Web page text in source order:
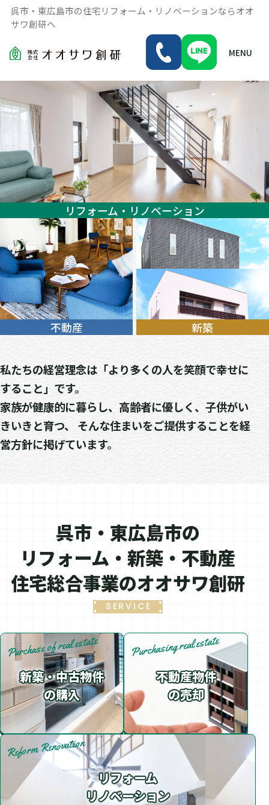
呉市・東広島市の住宅リフォーム・リノベーションならオオ
サワ創研へ
MENU
不動産
リフォーム・リノベーション
新築
私たちの経営理念は「より多くの人を笑顔で幸せに
すること」です。
家族が健康的に暮らし、高齢者に優しく、子供がい
きいきと育つ、
そんな住まいをご提供することを経
営方針に掲げています。
呉市・東広島市の
リフォーム・新築・不動産
住宅総合事業のオオサワ創研
SERVICE
新築・中古物件
の購入
Purchase of real estate
不動産物件
の売却
Purchasing real estate
リフォーム
リノベーション
Reform Renovation